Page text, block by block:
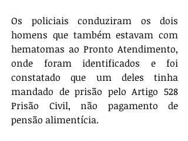
Os policiais conduziram os dois
homens que também estavam com
hematomas ao Pronto Atendimento,
onde foram identificados e foi
constatado que um deles tinha
mandado de prisão pelo Artigo 528
Prisão Civil, não pagamento de
pensão alimentícia.